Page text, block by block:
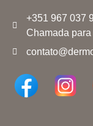
+351 967 037
Chamada